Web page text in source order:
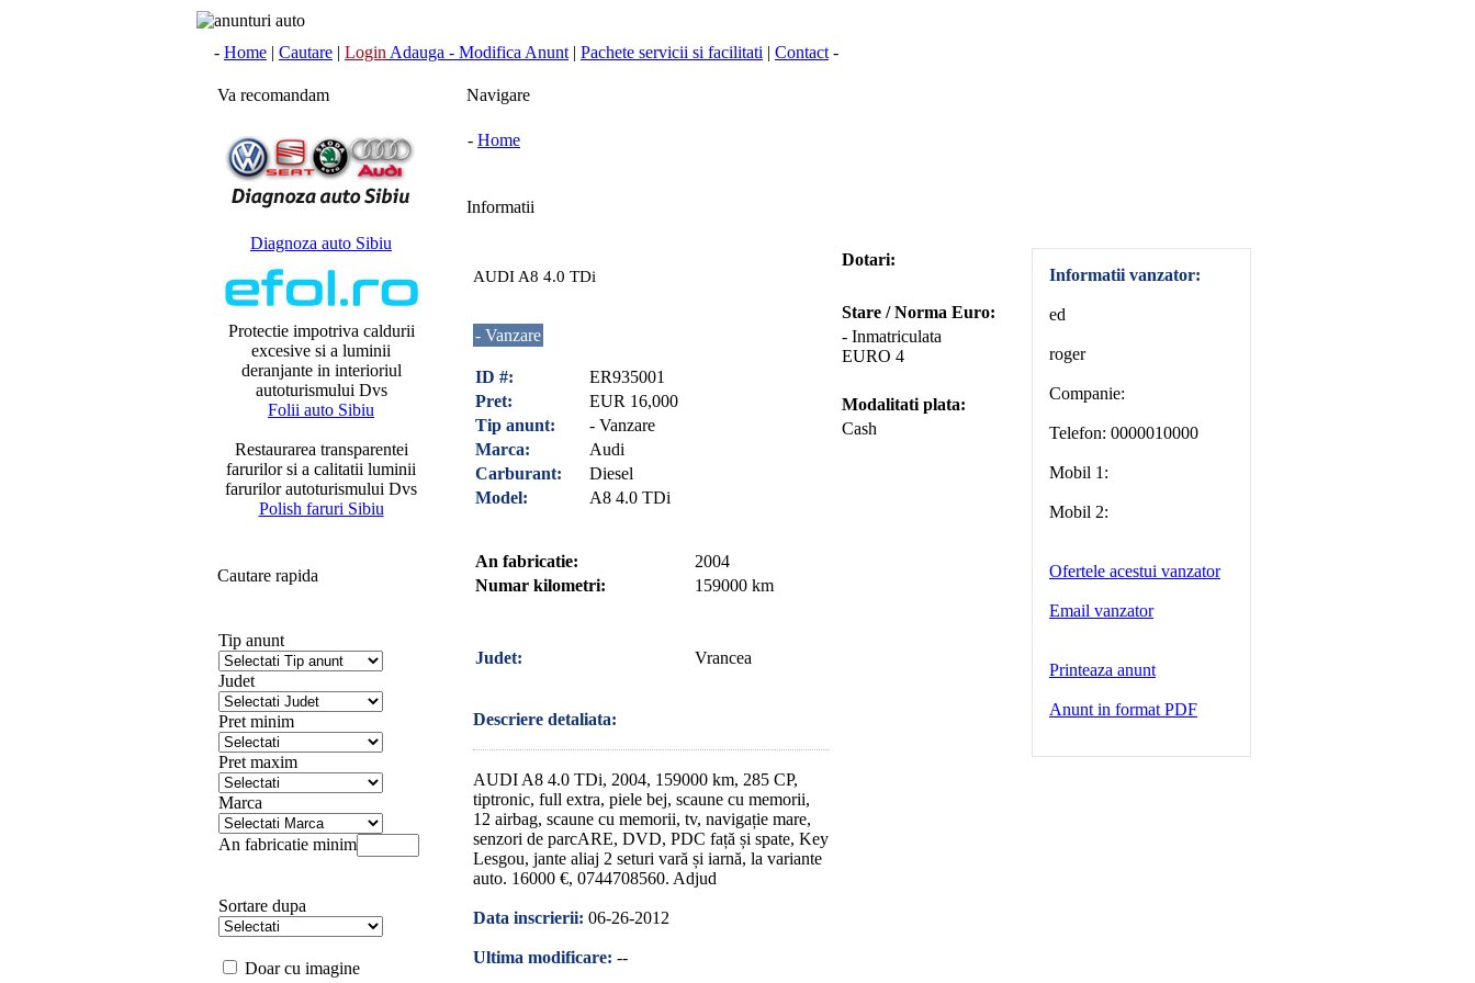
- Home | Cautare | Login Adauga - Modifica Anunt | Pachete servicii si facilitati | Contact -
Va recomandam
Diagnoza auto Sibiu
Protectie impotriva caldurii
excesive si a luminii
deranjante in interioriul
autoturismului Dvs
Folii auto Sibiu
Restaurarea transparentei
farurilor si a calitatii luminii
farurilor autoturismului Dvs
Polish faruri Sibiu
Cautare rapida
Tip anunt
Judet
Pret minim
Pret maxim
Marca
An fabricatie minim
Sortare dupa
Doar cu imagine
Navigare
- Home
Informatii
AUDI A8 4.0 TDi
- Vanzare
ID #:
ER935001
Pret:
EUR 16,000
Tip anunt:
- Vanzare
Marca:
Audi
Carburant:
Diesel
Model:
A8 4.0 TDi
An fabricatie:
2004
Numar kilometri:
159000 km
Judet: Vrancea
Descriere detaliata:
AUDI A8 4.0 TDi, 2004, 159000 km, 285 CP,
tiptronic, full extra, piele bej, scaune cu memorii,
12 airbag, scaune cu memorii, tv, navigație mare,
senzori de parcARE, DVD, PDC față și spate, Key
Lesgou, jante aliaj 2 seturi vară și iarnă, la variante
auto. 16000 €, 0744708560. Adjud
Data inscrierii: 06-26-2012
Ultima modificare: --
Dotari:
Stare / Norma Euro:
- Inmatriculata
EURO 4
Modalitati plata:
Cash
Informatii vanzator:
ed
roger
Companie:
Telefon: 0000010000
Mobil 1:
Mobil 2:
Ofertele acestui vanzator
Email vanzator
Printeaza anunt
Anunt in format PDF